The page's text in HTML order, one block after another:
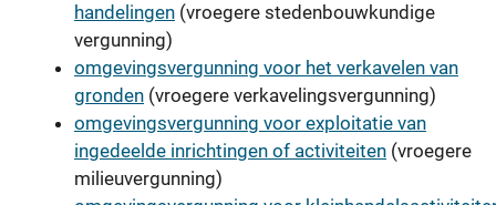
handelingen (vroegere stedenbouwkundige
vergunning)
omgevingsvergunning voor het verkavelen van
gronden (vroegere verkavelingsvergunning)
omgevingsvergunning voor exploitatie van
ingedeelde inrichtingen of activiteiten (vroegere
milieuvergunning)